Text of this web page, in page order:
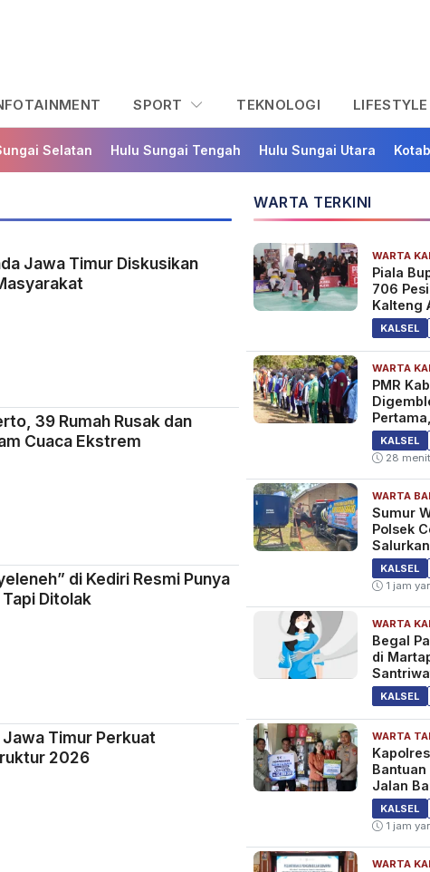
SPORT TEKNOLOGI LIFESTYLE
Selatan Hulu Sungai Tengah Hulu Sungai Utara
Jawa Timur Diskusikan
39 Rumah Rusak dan
Cuaca Ekstrem
di Kediri Resmi Punya
Ditolak
Jawa Timur Perkuat
2026
WARTA TERKINI
WARTA
Piala
706
Kalteng
KALSEL
WARTA
PMR
Sekolah
KALSEL
28
WARTA
Sumur
Polsek
KALSEL
1 jam
WARTA
Begal
di
Melintas
KALSEL
WARTA
Bantuan
Jalan
KALSEL
1 jam
WARTA